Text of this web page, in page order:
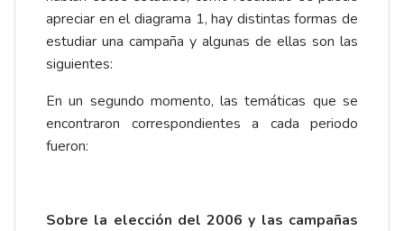
apreciar en el diagrama 1, hay distintas formas de
estudiar una campaña y algunas de ellas son las
siguientes:
En un segundo momento, las temáticas que se
encontraron correspondientes a cada periodo
fueron:
Sobre la elección del 2006 y las campañas